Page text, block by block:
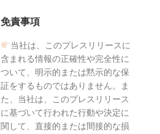
免責事項
当社は、このプレスリリースに
含まれる情報の正確性や完全性に
ついて、明示的または黙示的な保
証をするものではありません。ま
た、当社は、このプレスリリース
に基づいて行われた行動や決定に
関して、直接的または間接的な損